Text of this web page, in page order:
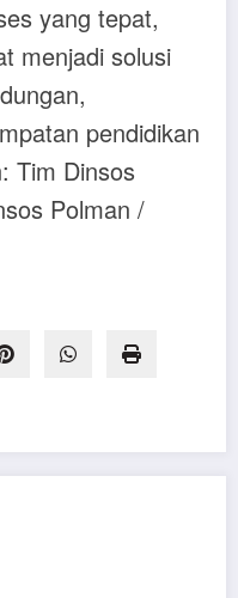
yang tepat,
menjadi solusi
pendidikan
Tim Dinsos
Polman /